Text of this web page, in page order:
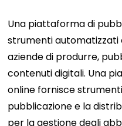
Una piattaforma di
strumenti
aziende di produrre,
contenuti digitali. Una
online fornisce
pubblicazione e la
per la gestione degli